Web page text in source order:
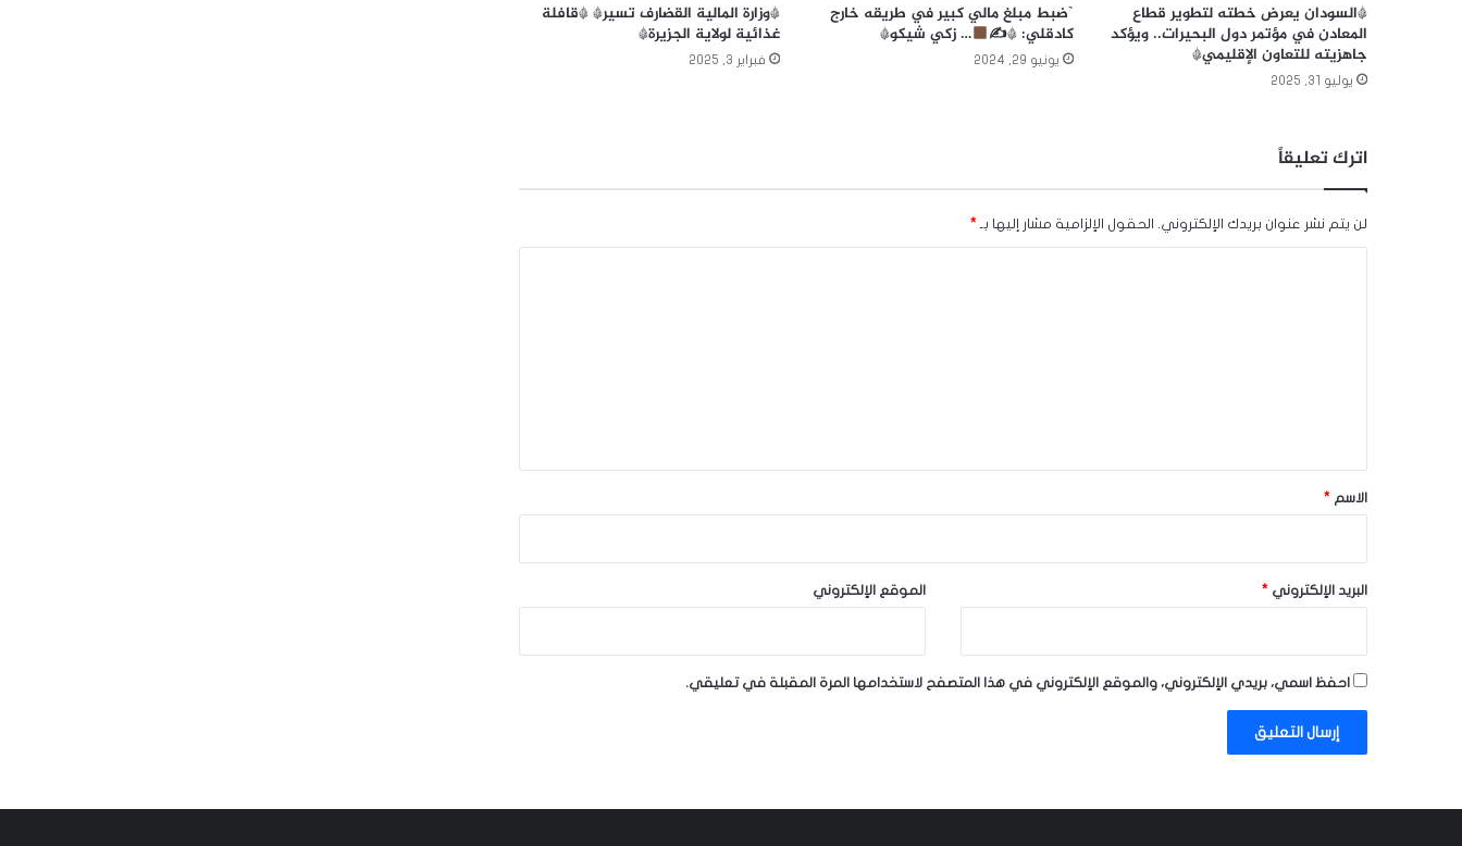
*السودان يعرض خطته لتطوير قطاع
المعادن في مؤتمر دول البحيرات.. ويؤكد
جاهزيته للتعاون الإقليمي*
يوليو 31, 2025
`ضبط مبلغ مالي كبير في طريقه خارج
كادقلي: *✍
… زكي شيكو*
يونيو 29, 2024
*وزارة المالية القضارف تسير* *قافلة
غذائية لولاية الجزيرة*
فبراير 3, 2025
اترك تعليقاً
لن يتم نشر عنوان بريدك الإلكتروني. الحقول الإلزامية مشار إليها بـ *
*الاسم *
البريد الإلكتروني * الموقع الإلكتروني
احفظ اسمي، بريدي الإلكتروني، والموقع الإلكتروني في هذا المتصفح لاستخدامها المرة المقبلة في تعليقي.